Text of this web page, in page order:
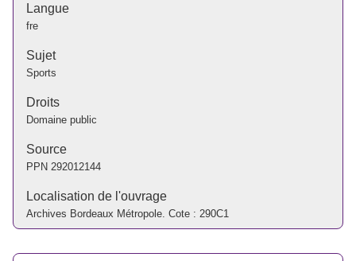
Langue
fre
Sujet
Sports
Droits
Domaine public
Source
PPN 292012144
Localisation de l'ouvrage
Archives Bordeaux Métropole. Cote : 290C1